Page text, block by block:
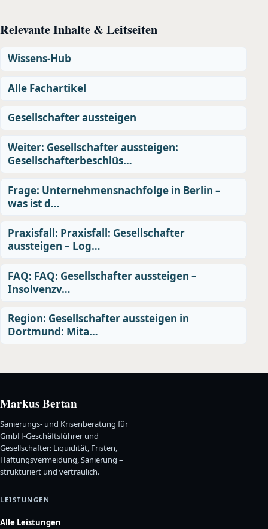
Relevante Inhalte & Leitseiten
Wissens-Hub
Alle Fachartikel
Gesellschafter aussteigen
Weiter: Gesellschafter aussteigen:
Gesellschafterbeschlüs…
Frage: Unternehmensnachfolge in Berlin –
was ist d…
Praxisfall: Praxisfall: Gesellschafter
aussteigen – Log…
FAQ: FAQ: Gesellschafter aussteigen –
Insolvenzv…
Region: Gesellschafter aussteigen in
Dortmund: Mita…
Markus Bertan
Sanierungs- und Krisenberatung für
GmbH-Geschäftsführer und
Gesellschafter: Liquidität, Fristen,
Haftungsvermeidung, Sanierung –
strukturiert und vertraulich.
LEISTUNGEN
Alle Leistungen